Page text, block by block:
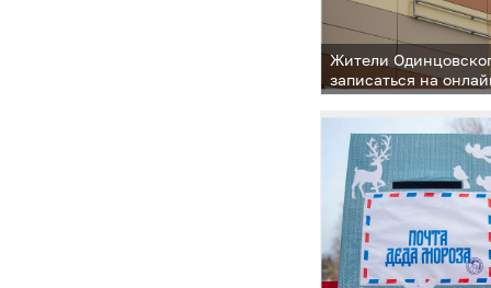
Жители
записаться на